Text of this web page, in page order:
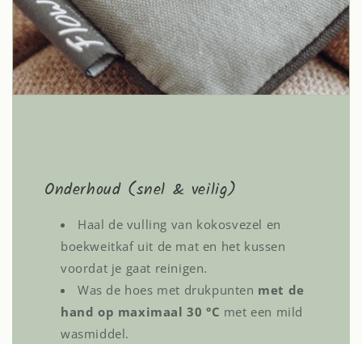
Onderhoud (snel & veilig)
Haal de vulling van kokosvezel en
boekweitkaf uit de mat en het kussen
voordat je gaat reinigen.
Was de hoes met drukpunten met de
hand op maximaal 30 °C met een mild
wasmiddel.